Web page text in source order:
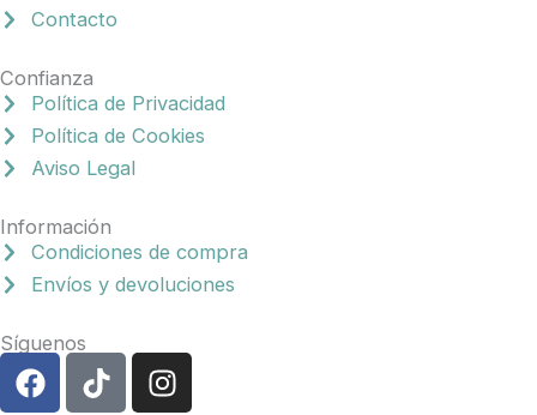
Contacto
Confianza
Política de Privacidad
Política de Cookies
Aviso Legal
Información
Condiciones de compra
Envíos y devoluciones
Síguenos
F
a
T
i
I
n